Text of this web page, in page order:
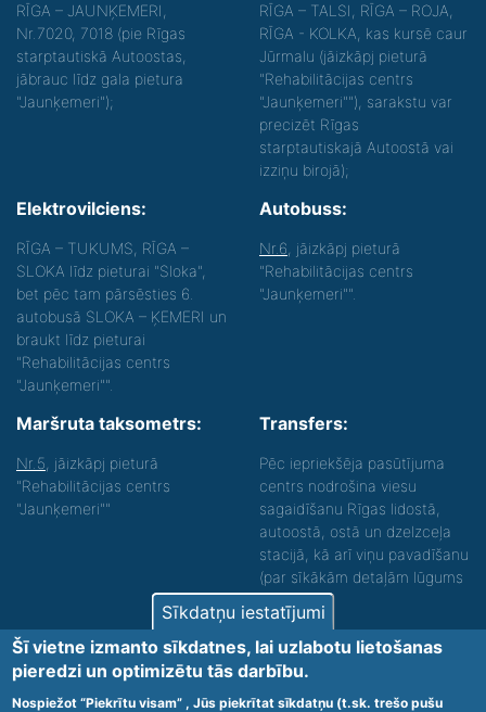
RĪGA – JAUNĶEMERI,
Nr.7020, 7018 (pie Rīgas
starptautiskā Autoostas,
jābrauc līdz gala pietura
"Jaunķemeri");
RĪGA – TALSI, RĪGA – ROJA,
RĪGA - KOLKA, kas kursē caur
Jūrmalu (jāizkāpj pieturā
"Rehabilitācijas centrs
"Jaunķemeri""), sarakstu var
precizēt Rīgas
starptautiskajā Autoostā vai
izziņu birojā);
Elektrovilciens:
RĪGA – TUKUMS, RĪGA –
SLOKA līdz pieturai "Sloka",
bet pēc tam pārsēsties 6.
autobusā SLOKA – ĶEMERI un
braukt līdz pieturai
"Rehabilitācijas centrs
"Jaunķemeri"".
Autobuss:
Nr.6 , jāizkāpj pieturā
"Rehabilitācijas centrs
"Jaunķemeri"".
Maršruta taksometrs:
Nr.5 , jāizkāpj pieturā
"Rehabilitācijas centrs
"Jaunķemeri""
Transfers:
Pēc iepriekšēja pasūtījuma
centrs nodrošina viesu
sagaidīšanu Rīgas lidostā,
autoostā, ostā un dzelzceļa
stacijā, kā arī viņu pavadīšanu
(par sīkākām detaļām lūgums
zvanīt).
Nodrošinām vides piekļūstamību personām ar
funkcionāliem traucējumiem! SIA „Sanare-KRC
Jaunķemeri”, Kolkas ielā 20, Jūrmalā ir nodrošināta vides
piekļūstamība personām ar funkcionāliem traucējumiem,
Sīkdatņu iestatījumi
Šī vietne izmanto sīkdatnes, lai uzlabotu lietošanas
pieredzi un optimizētu tās darbību.
Nospiežot “Piekrītu visam” , Jūs piekrītat sīkdatņu (t.sk. trešo pušu